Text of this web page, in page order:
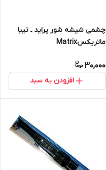
چشمی شیشه شور پراید ـ تیبا
ماتریکسMatrix
30,000
افزودن به سبد